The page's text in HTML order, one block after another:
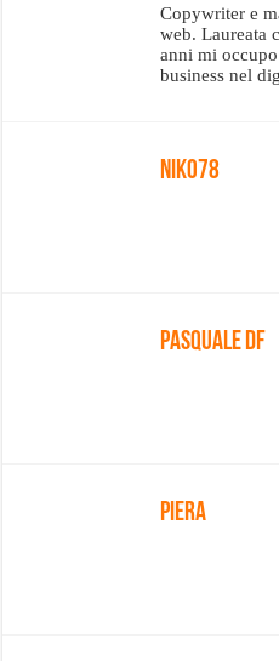
Copywriter e
web. Laureata
anni mi
business nel
Niko78
Pasquale DF
Piera